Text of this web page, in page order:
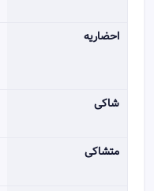
احضاریه
شاکی
متشاکی